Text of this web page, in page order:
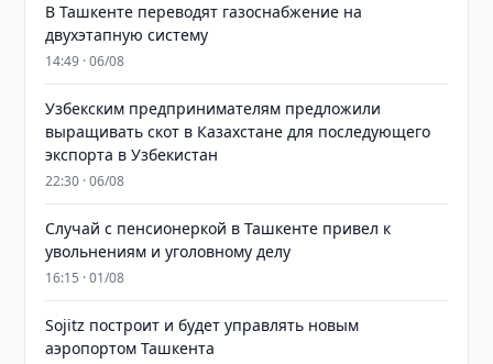
В Ташкенте переводят газоснабжение на
двухэтапную систему
14:49 · 06/08
Узбекским предпринимателям предложили
выращивать скот в Казахстане для последующего
экспорта в Узбекистан
22:30 · 06/08
Случай с пенсионеркой в Ташкенте привел к
увольнениям и уголовному делу
16:15 · 01/08
Sojitz построит и будет управлять новым
аэропортом Ташкента